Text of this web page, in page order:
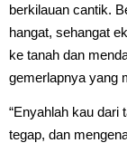
berkilauan cantik.
hangat, sehangat
ke tanah dan
gemerlapnya yang
“Enyahlah kau dari
tegap, dan